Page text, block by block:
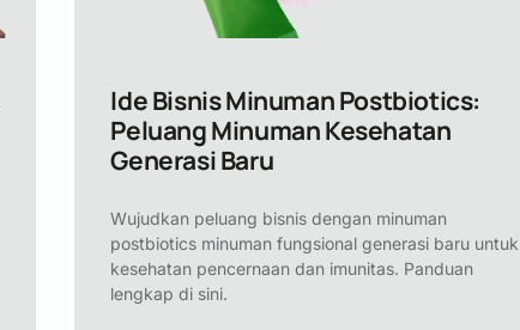
Ide Bisnis Minuman Postbiotics:
Peluang Minuman Kesehatan
Generasi Baru
Wujudkan peluang bisnis dengan minuman
postbiotics minuman fungsional generasi baru untuk
kesehatan pencernaan dan imunitas. Panduan
lengkap di sini.